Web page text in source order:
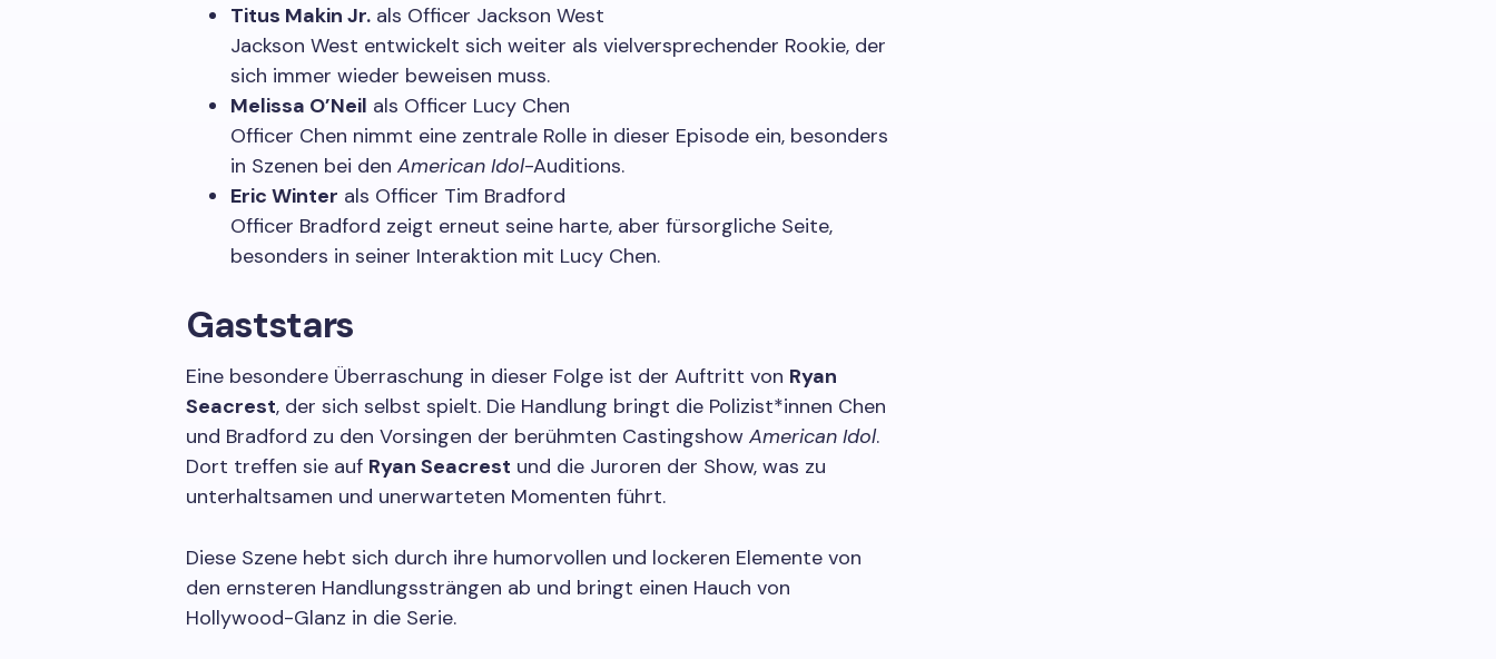
Titus Makin Jr. als Officer Jackson West
Jackson West entwickelt sich weiter als vielversprechender Rookie, der
sich immer wieder beweisen muss.
Melissa O’Neil als Officer Lucy Chen
Officer Chen nimmt eine zentrale Rolle in dieser Episode ein, besonders
in Szenen bei den American Idol-Auditions.
Eric Winter als Officer Tim Bradford
Officer Bradford zeigt erneut seine harte, aber fürsorgliche Seite,
besonders in seiner Interaktion mit Lucy Chen.
Gaststars
Eine besondere Überraschung in dieser Folge ist der Auftritt von Ryan
Seacrest, der sich selbst spielt. Die Handlung bringt die Polizist*innen Chen
und Bradford zu den Vorsingen der berühmten Castingshow American Idol.
Dort treffen sie auf Ryan Seacrest und die Juroren der Show, was zu
unterhaltsamen und unerwarteten Momenten führt.
Diese Szene hebt sich durch ihre humorvollen und lockeren Elemente von
den ernsteren Handlungssträngen ab und bringt einen Hauch von
Hollywood-Glanz in die Serie.